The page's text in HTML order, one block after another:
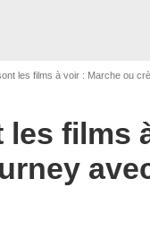
films à voir : Marche ou crève, A Big
films